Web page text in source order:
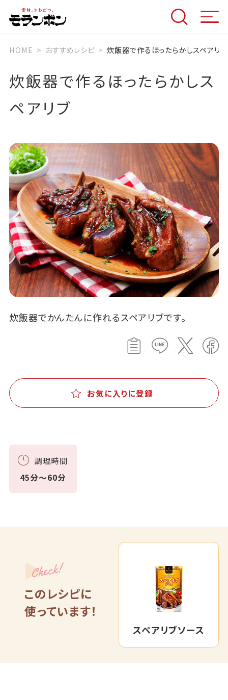
HOME おすすめレシピ 炊飯器で作るほったらかしスペアリブ
炊飯器で作るほったらかしス
ペアリブ
炊飯器でかんたんに作れるスペアリブです。
お気に入りに登録
調理時間
45分～60分
Check!
このレシピに
使っています！
スペアリブソース